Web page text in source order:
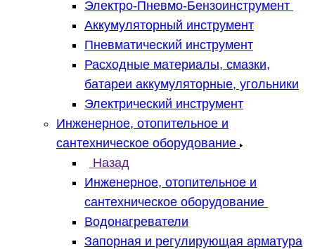
Электро-Пневмо-Бензоинструмент
Аккумуляторный инструмент
Пневматический инструмент
Расходные материалы, смазки,
батареи аккумуляторные, угольники
Электрический инструмент
Инженерное, отопительное и
сантехническое оборудование
Назад
Инженерное, отопительное и
сантехническое оборудование
Водонагреватели
Запорная и регулирующая арматура